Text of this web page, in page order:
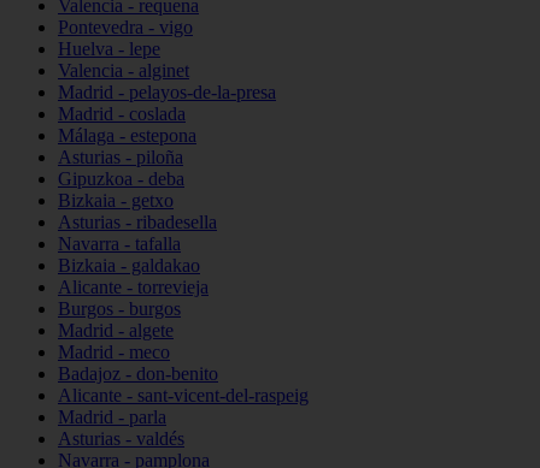
Valencia - requena
Pontevedra - vigo
Huelva - lepe
Valencia - alginet
Madrid - pelayos-de-la-presa
Madrid - coslada
Málaga - estepona
Asturias - piloña
Gipuzkoa - deba
Bizkaia - getxo
Asturias - ribadesella
Navarra - tafalla
Bizkaia - galdakao
Alicante - torrevieja
Burgos - burgos
Madrid - algete
Madrid - meco
Badajoz - don-benito
Alicante - sant-vicent-del-raspeig
Madrid - parla
Asturias - valdés
Navarra - pamplona